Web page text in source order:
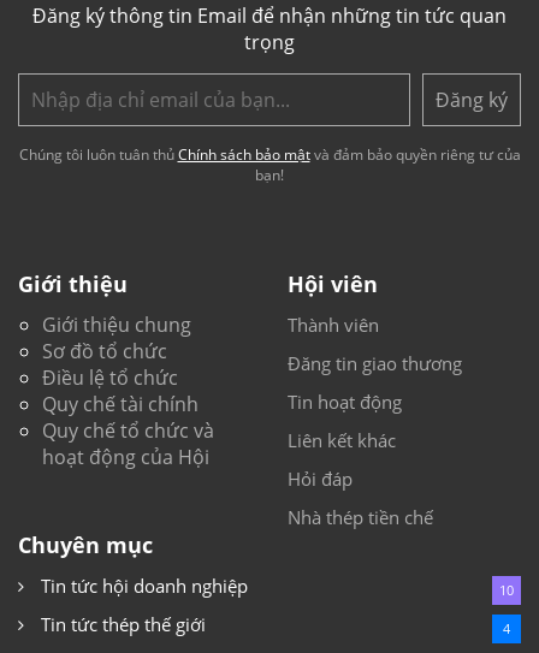
Đăng ký thông tin Email để nhận những tin tức quan
trọng
Đăng ký
Chúng tôi luôn tuân thủChính sách bảo mậtvà đảm bảo quyền riêng tư của
bạn!
Giới thiệu
Giới thiệu chung
Sơ đồ tổ chức
Điều lệ tổ chức
Quy chế tài chính
Quy chế tổ chức và
hoạt động của Hội
Hội viên
Thành viên
Đăng tin giao thương
Tin hoạt động
Liên kết khác
Hỏi đáp
Nhà thép tiền chế
Chuyên mục
Tin tức hội doanh nghiệp 10
Tin tức thép thế giới 4